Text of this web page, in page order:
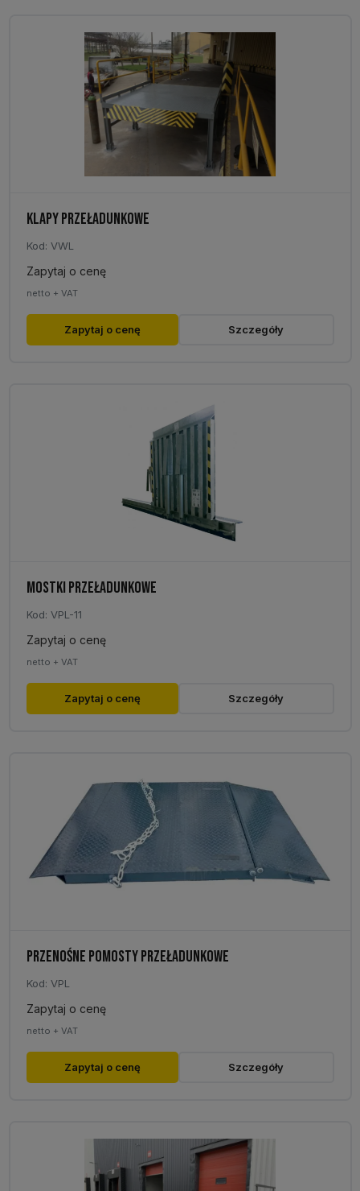
KLAPY PRZEŁADUNKOWE
Kod: VWL
Zapytaj o cenę
netto + VAT
Zapytaj o cenę Szczegóły
MOSTKI PRZEŁADUNKOWE
Kod: VPL-11
Zapytaj o cenę
netto + VAT
Zapytaj o cenę Szczegóły
PRZENOŚNE POMOSTY PRZEŁADUNKOWE
Kod: VPL
Zapytaj o cenę
netto + VAT
Zapytaj o cenę Szczegóły